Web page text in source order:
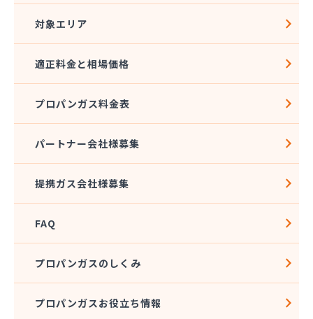
奥田米穀店
加藤燃料店
加藤豊昭
河村燃料店
角広ガス
割又商店
株式会社アドニス
株式会社あみや商事 本社
株式会社エイチティーピー
株式会社エイチティーピー
株式会社エス・アイ東海
株式会社オーテック
対象エリア
適正料金と相場価格
プロパンガス料金表
パートナー会社様募集
提携ガス会社様募集
FAQ
プロパンガスのしくみ
プロパンガスお役立ち情報